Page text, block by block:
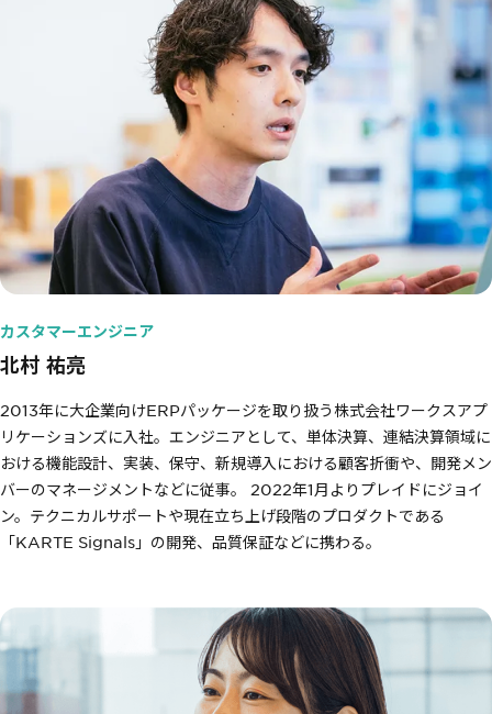
カスタマーエンジニア
北村 祐亮
2013年に大企業向けERPパッケージを取り扱う株式会社ワークスアプ
リケーションズに入社。エンジニアとして、単体決算、連結決算領域に
おける機能設計、実装、保守、新規導入における顧客折衝や、開発メン
バーのマネージメントなどに従事。 2022年1月よりプレイドにジョイ
ン。テクニカルサポートや現在立ち上げ段階のプロダクトである
「KARTE Signals」の開発、品質保証などに携わる。